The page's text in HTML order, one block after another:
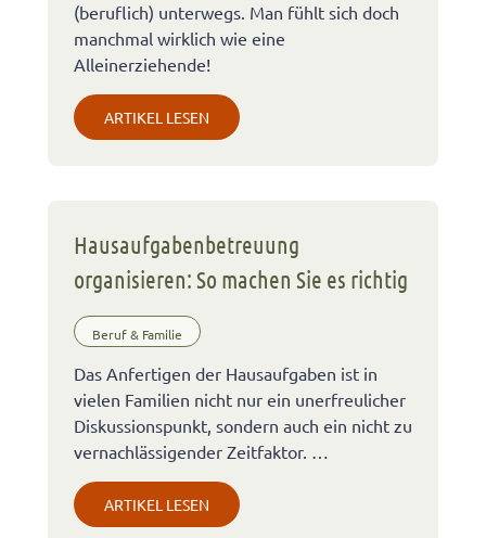
(beruflich) unterwegs. Man fühlt sich doch
manchmal wirklich wie eine
Alleinerziehende!
ARTIKEL LESEN
Hausaufgabenbetreuung
organisieren: So machen Sie es richtig
Beruf & Familie
Das Anfertigen der Hausaufgaben ist in
vielen Familien nicht nur ein unerfreulicher
Diskussionspunkt, sondern auch ein nicht zu
vernachlässigender Zeitfaktor. …
ARTIKEL LESEN